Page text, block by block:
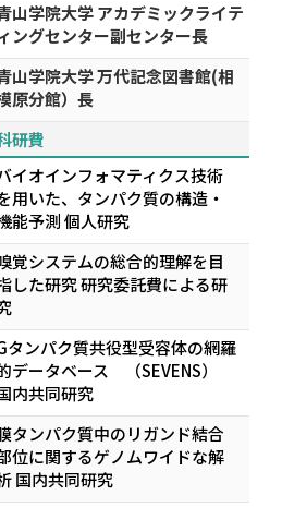
山学院大学 アカデミックライテ
ングセンター副センター長
山学院大学 万代記念図書館(相
原分館）長
研費
イオインフォマティクス技術
用いた、タンパク質の構造・
能予測 個人研究
覚システムの総合的理解を目
した研究 研究委託費による研
タンパク質共役型受容体の網羅
データベース （SEVENS）
内共同研究
タンパク質中のリガンド結合
位に関するゲノムワイドな解
国内共同研究